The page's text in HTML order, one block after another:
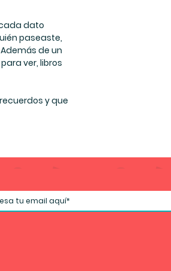
dato
paseaste,
de un
ver, libros
y que